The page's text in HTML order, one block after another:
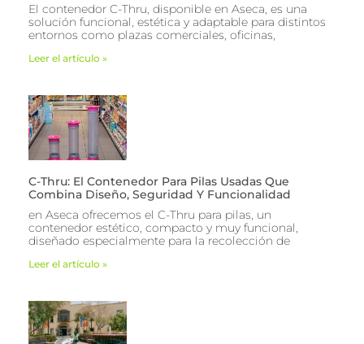
El contenedor C-Thru, disponible en Aseca, es una
solución funcional, estética y adaptable para distintos
entornos como plazas comerciales, oficinas,
Leer el artículo »
C-Thru: El Contenedor Para Pilas Usadas Que
Combina Diseño, Seguridad Y Funcionalidad
en Aseca ofrecemos el C-Thru para pilas, un
contenedor estético, compacto y muy funcional,
diseñado especialmente para la recolección de
Leer el artículo »